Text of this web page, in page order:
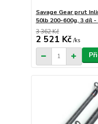
Savage Gear prut
50lb 200-600g, 3 díl -
3 362 Kč
2 521 Kč /ks